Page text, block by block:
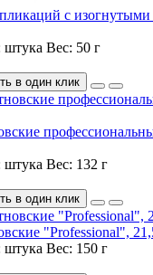
с изогнутыми
штука Вес: 50 г
в один клик
штука Вес: 132 г
в один клик
"Professional",
штука Вес: 150 г